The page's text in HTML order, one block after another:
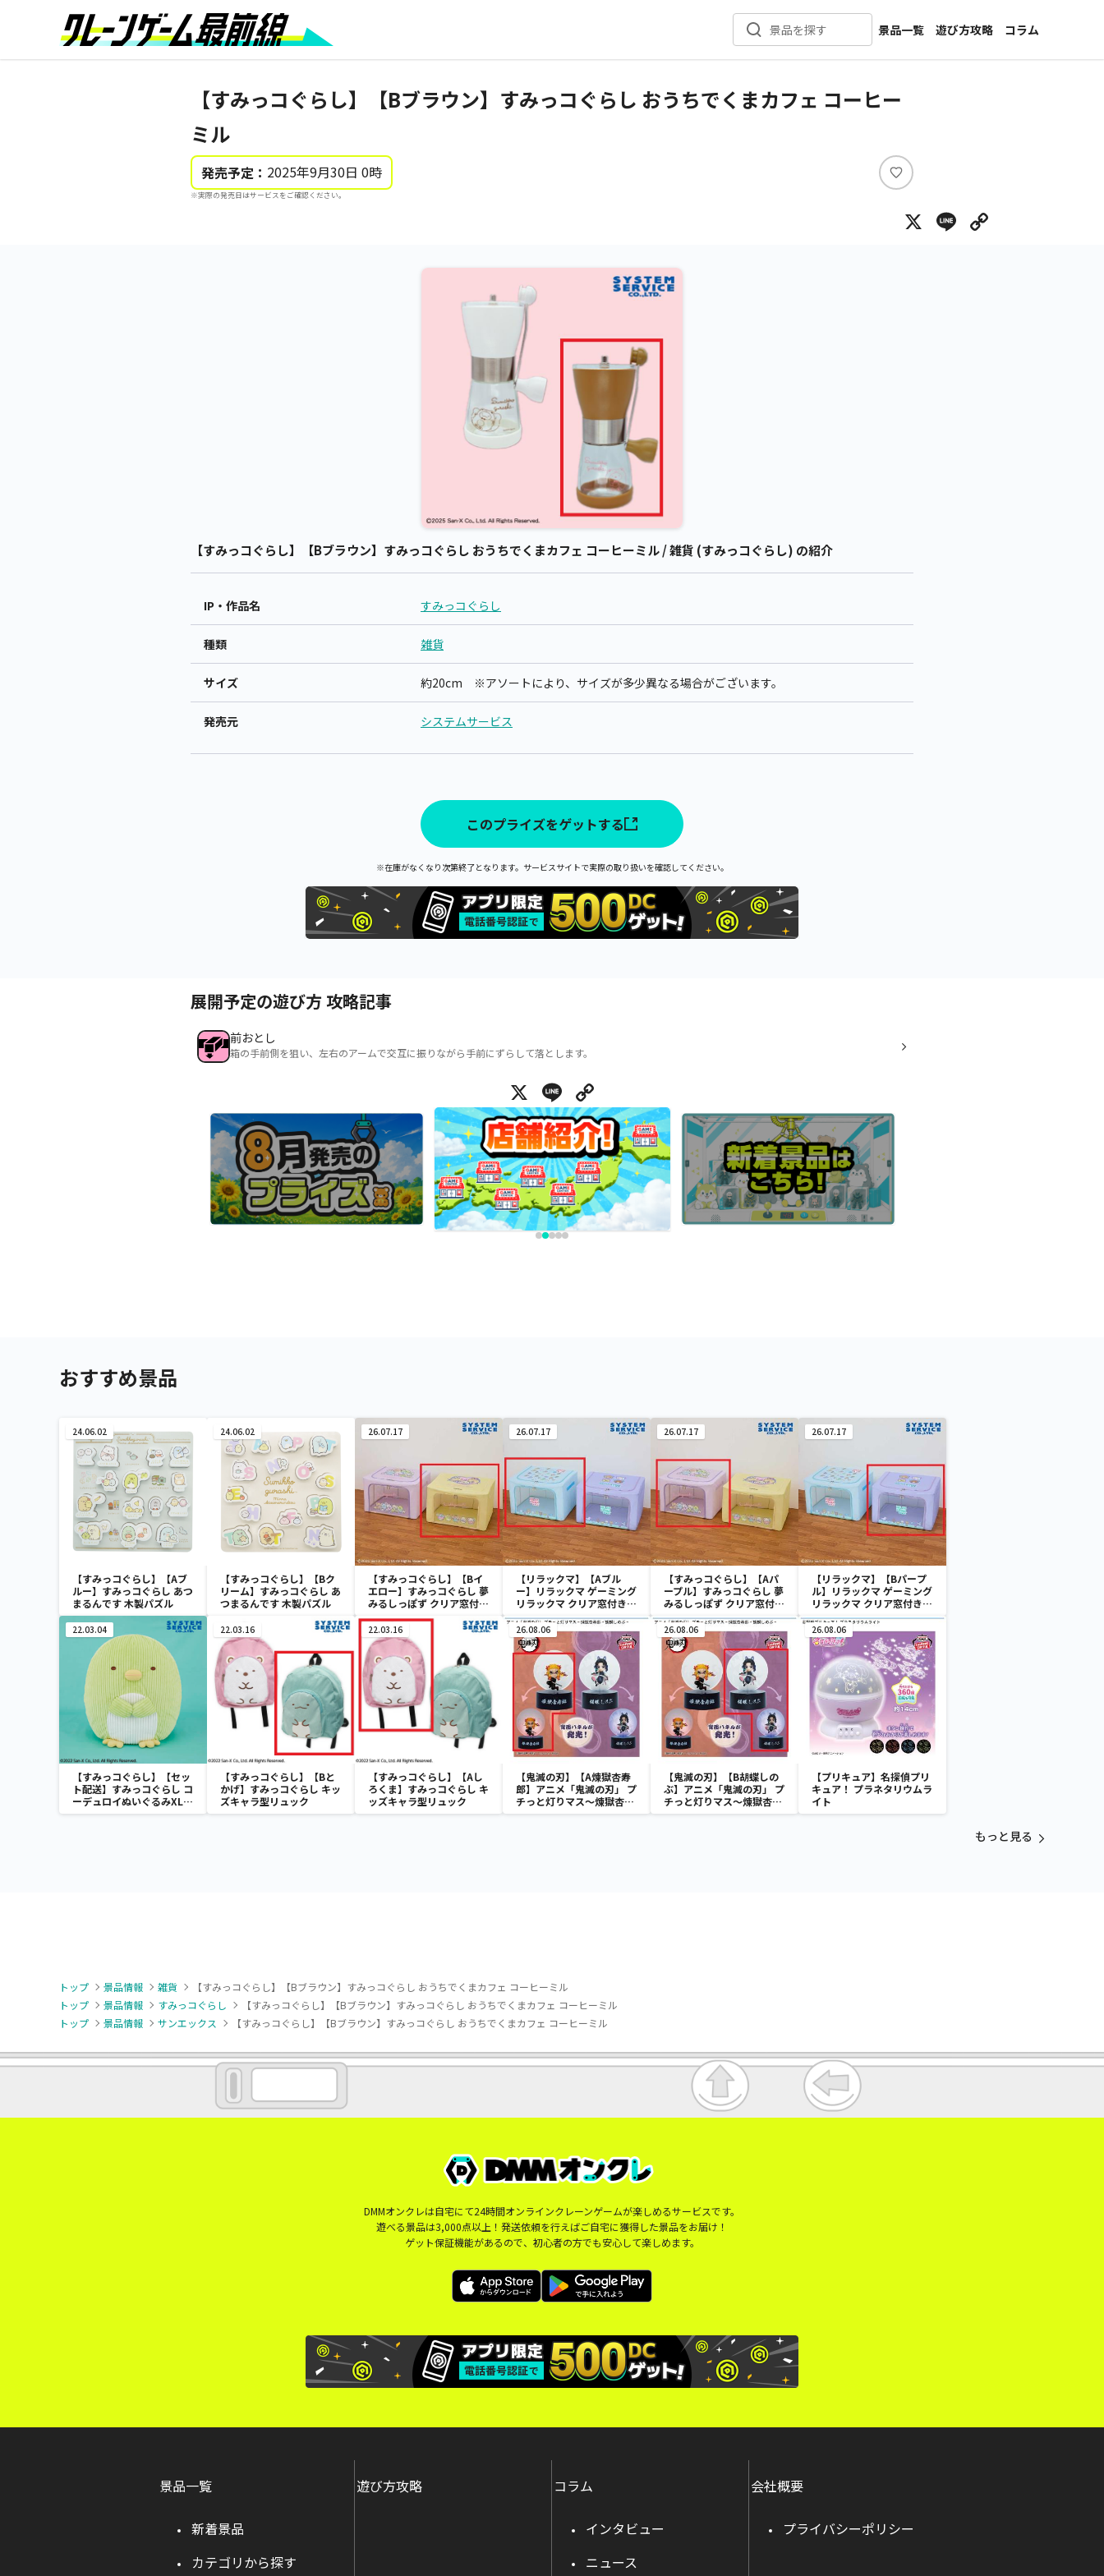
景品を探す
景品一覧
新着景品
遊び方攻略
コラム
インタビュー
【すみっコぐらし】【Bブラウン】すみっコぐらし おうちでくまカフェ コーヒー
ミル
発売予定： 2025年9月30日 0時
※実際の発売日はサービスをご確認ください。
い
ね
X Line
【すみっコぐらし】【Bブラウン】すみっコぐらし おうちでくまカフェ コーヒーミル / 雑貨 (すみっコぐらし) の紹介
IP・作品名 すみっコぐらし
種類 雑貨
サイズ 約20cm ※アソートにより、サイズが多少異なる場合がございます。
発売元 システムサービス
このプライズをゲットする
※在庫がなくなり次第終了となります。サービスサイトで実際の取り扱いを確認してください。
展開予定の遊び方 攻略記事
前おとし
箱の手前側を狙い、左右のアームで交互に振りながら手前にずらして落とします。
X Line
おすすめ景品
24.06.02
【すみっコぐらし】【Aブ
ルー】すみっコぐらし あつ
まるんです 木製パズル
24.06.02
【すみっコぐらし】【Bク
リーム】すみっコぐらし あ
つまるんです 木製パズル
26.07.17
【すみっコぐらし】【Bイ
エロー】すみっコぐらし 夢
みるしっぽず クリア窓付き
収納ボックス
26.07.17
【リラックマ】【Aブル
ー】リラックマ ゲーミング
リラックマ クリア窓付き収
納ボックス
26.07.17
【すみっコぐらし】【Aパ
ープル】すみっコぐらし 夢
みるしっぽず クリア窓付き
収納ボックス
26.07.17
【リラックマ】【Bパープ
ル】リラックマ ゲーミング
リラックマ クリア窓付き収
納ボックス
22.03.04
【すみっコぐらし】【セッ
ト配送】すみっコぐらし コ
ーデュロイぬいぐるみXL
プレミアム ぺんぎん？
22.03.16
【すみっコぐらし】【Bと
かげ】すみっコぐらし キッ
ズキャラ型リュック
22.03.16
【すみっコぐらし】【Aし
ろくま】すみっコぐらし キ
ッズキャラ型リュック
26.08.06
【鬼滅の刃】【A煉獄杏寿
郎】アニメ「鬼滅の刃」 プ
チっと灯りマス～煉獄杏寿
郎・胡蝶しのぶ～
26.08.06
【鬼滅の刃】【B胡蝶しの
ぶ】アニメ「鬼滅の刃」 プ
チっと灯りマス～煉獄杏寿
郎・胡蝶しのぶ～
26.08.06
【プリキュア】名探偵プリ
キュア！ プラネタリウムラ
イト
もっと見る
トップ 景品情報 雑貨
【すみっコぐらし】【Bブラウン】すみっコぐらし おうちでくまカフェ コーヒーミル
トップ
景品情報 すみっコぐらし
【すみっコぐらし】【Bブラウン】すみっコぐらし おうちでくまカフェ コーヒーミル
トップ
景品情報 サンエックス 【すみっコぐらし】【Bブラウン】すみっコぐらし おうちでくまカフェ コーヒーミル
DMMオンクレは自宅にて24時間オンラインクレーンゲームが楽しめるサービスです。
遊べる景品は3,000点以上！発送依頼を行えばご自宅に獲得した景品をお届け！
ゲット保証機能があるので、初心者の方でも安心して楽しめます。
景品一覧
新着景品
カテゴリから探す
遊び方攻略 コラム
インタビュー
ニュース
会社概要
プライバシーポリシー